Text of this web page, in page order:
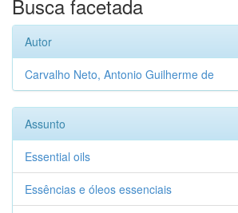
Busca facetada
Autor
Carvalho Neto, Antonio Guilherme de
Assunto
Essential oils
Essências e óleos essenciais